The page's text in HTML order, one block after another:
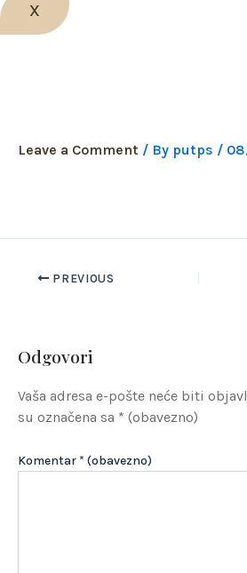
X
Leave a Comment / By putps /
PREVIOUS
Odgovori
Vaša adresa e-pošte neće biti
su označena sa * (obavezno)
Komentar * (obavezno)